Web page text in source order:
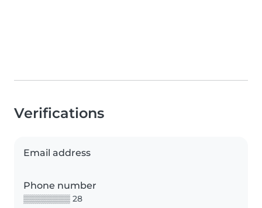
Verifications
Email address
Phone number
▒▒▒▒▒▒▒▒ 28